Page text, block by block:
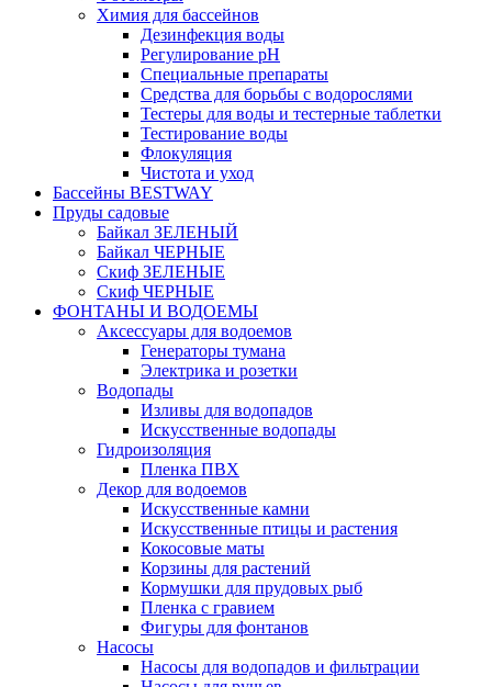
Химия для бассейнов
Дезинфекция воды
Регулирование pH
Специальные препараты
Средства для борьбы с водорослями
Тестеры для воды и тестерные таблетки
Тестирование воды
Флокуляция
Чистота и уход
Бассейны BESTWAY
Пруды садовые
Байкал ЗЕЛЕНЫЙ
Байкал ЧЕРНЫЕ
Скиф ЗЕЛЕНЫЕ
Скиф ЧЕРНЫЕ
ФОНТАНЫ И ВОДОЕМЫ
Аксессуары для водоемов
Генераторы тумана
Электрика и розетки
Водопады
Изливы для водопадов
Искусственные водопады
Гидроизоляция
Пленка ПВХ
Декор для водоемов
Искусственные камни
Искусственные птицы и растения
Кокосовые маты
Корзины для растений
Кормушки для прудовых рыб
Пленка с гравием
Фигуры для фонтанов
Насосы
Насосы для водопадов и фильтрации